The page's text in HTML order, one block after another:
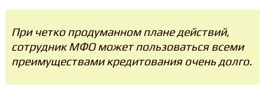
При четко продуманном плане действий,
сотрудник МФО может пользоваться всеми
преимуществами кредитования очень долго.